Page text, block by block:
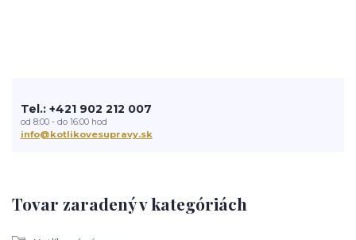
Tovar zaradený v kategóriách
Tel.: +421 902 212 007
od 8:00 - do 16:00 hod
info@kotlikovesupravy.sk